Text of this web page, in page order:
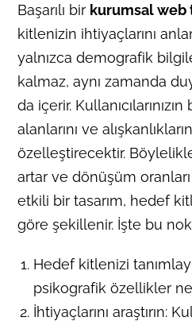
Başarılı bir kurumsal web
kitlenizin ihtiyaçlarını
yalnızca demografik
kalmaz, aynı zamanda
da içerir.
alanlarını ve
özelleştirecektir.
artar ve dönüşüm
etkili bir tasarım, hedef
göre şekillenir. İşte bu
Hedef kitlenizi
psikografik özellikler
İhtiyaçlarını araştırın: